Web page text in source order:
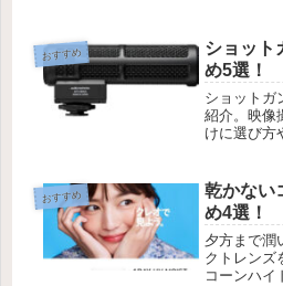
おすすめ
ショット
め5選！
ショットガ
紹介。映像
けに選び方
おすすめ
乾かない
め4選！
夕方まで潤
クトレンズ
コーンハイ